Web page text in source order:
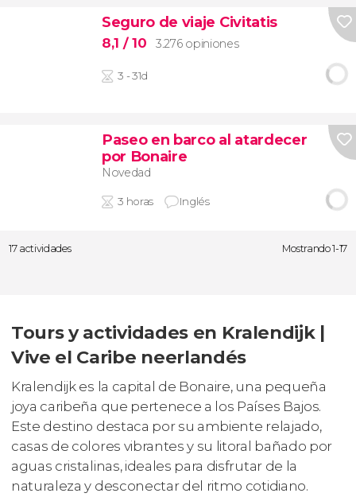
Seguro de viaje Civitatis
8,1 / 10 3.276 opiniones
3 - 31d
Paseo en barco al atardecer
por Bonaire
Novedad
3 horas Inglés
17 actividades Mostrando 1-17
Tours y actividades en Kralendijk |
Vive el Caribe neerlandés
Kralendijk es la capital de Bonaire, una pequeña
joya caribeña que pertenece a los Países Bajos.
Este destino destaca por su ambiente relajado,
casas de colores vibrantes y su litoral bañado por
aguas cristalinas, ideales para disfrutar de la
naturaleza y desconectar del ritmo cotidiano.